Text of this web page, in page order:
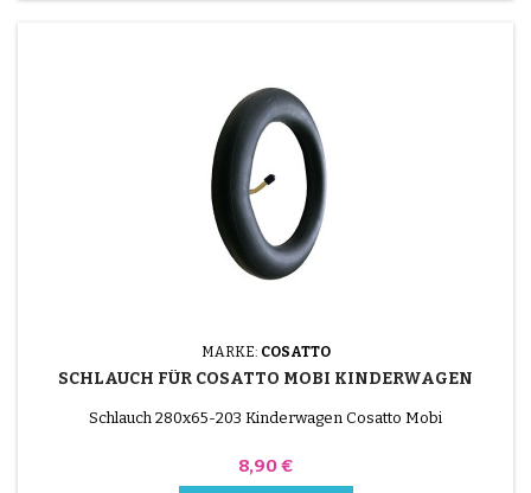
MARKE: COSATTO
SCHLAUCH FÜR COSATTO MOBI KINDERWAGEN
Schlauch 280x65-203 Kinderwagen Cosatto Mobi
Preis
8,90 €